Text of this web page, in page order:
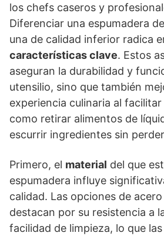
los chefs caseros y
Diferenciar una espumadera
una de calidad inferior radica
características clave. Estos
aseguran la durabilidad y
utensilio, sino que también
experiencia culinaria al
como retirar alimentos de
escurrir ingredientes sin
Primero, el material del que
espumadera influye
calidad. Las opciones de
destacan por su resistencia a
facilidad de limpieza, lo que